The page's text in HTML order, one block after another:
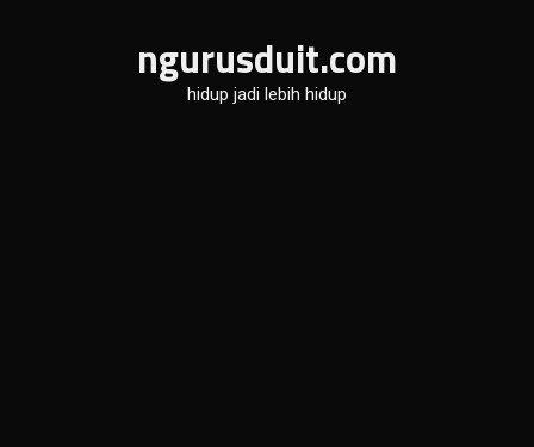
ngurusduit.com
hidup jadi lebih hidup